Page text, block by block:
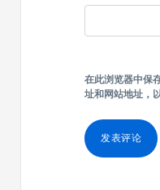
在此浏览器中保
址和网站地址，